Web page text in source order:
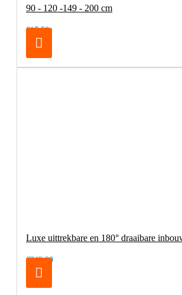
90 - 120 -149 - 200 cm
€17,50
Luxe uittrekbare en 180° draaibare
€249,00